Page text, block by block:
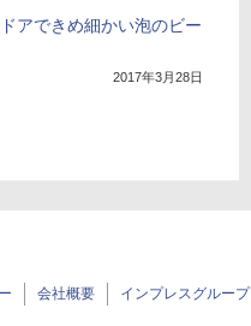
アできめ細かい泡のビー
2017年3月28日
会社概要 インプレスグループ